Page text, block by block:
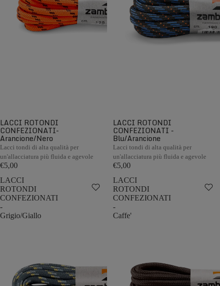
LACCI ROTONDI
CONFEZIONATI-
Arancione/Nero
Lacci tondi di alta qualità per
un'allacciatura più fluida e agevole
€5,00
LACCI ROTONDI
CONFEZIONATI -
Blu/Arancione
Lacci tondi di alta qualità per
un'allacciatura più fluida e agevole
€5,00
LACCI
ROTONDI
CONFEZIONATI
-
Grigio/Giallo
LACCI
ROTONDI
CONFEZIONATI
-
Caffe'